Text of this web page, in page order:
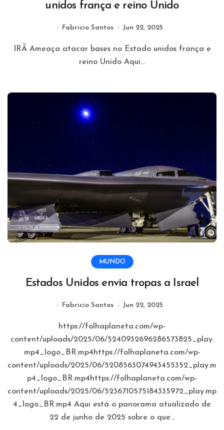
unidos frança e reino Unido
Fabricio Santos Jun 22, 2025
reino Unido Aqui...
MUNDO
Estados Unidos envia tropas a Israel
Fabricio Santos Jun 22, 2025
https://folhaplaneta.com/wp-
content/uploads/2025/06/5240932696286573825_play.
mp4_logo_BR.mp4https://folhaplaneta.com/wp-
content/uploads/2025/06/5208563074943455352_play.m
p4_logo_BR.mp4https://folhaplaneta.com/wp-
content/uploads/2025/06/5236710575184335972_play.mp
4_logo_BR.mp4 Aqui está o panorama atualizado de
22 de junho de 2025 sobre o que...